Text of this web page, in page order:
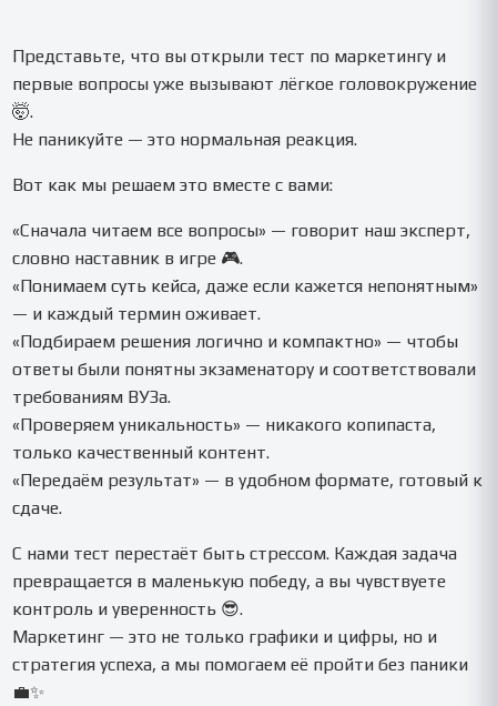
Представьте, что вы открыли тест по маркетингу и
первые вопросы уже вызывают лёгкое головокружение
🤯.
Не паникуйте — это нормальная реакция.
Вот как мы решаем это вместе с вами:
«Сначала читаем все вопросы» — говорит наш эксперт,
словно наставник в игре 🎮.
«Понимаем суть кейса, даже если кажется непонятным»
— и каждый термин оживает.
«Подбираем решения логично и компактно» — чтобы
ответы были понятны экзаменатору и соответствовали
требованиям ВУЗа.
«Проверяем уникальность» — никакого копипаста,
только качественный контент.
«Передаём результат» — в удобном формате, готовый к
сдаче.
С нами тест перестаёт быть стрессом. Каждая задача
превращается в маленькую победу, а вы чувствуете
контроль и уверенность 😎.
Маркетинг — это не только графики и цифры, но и
стратегия успеха, а мы помогаем её пройти без паники
💼✨